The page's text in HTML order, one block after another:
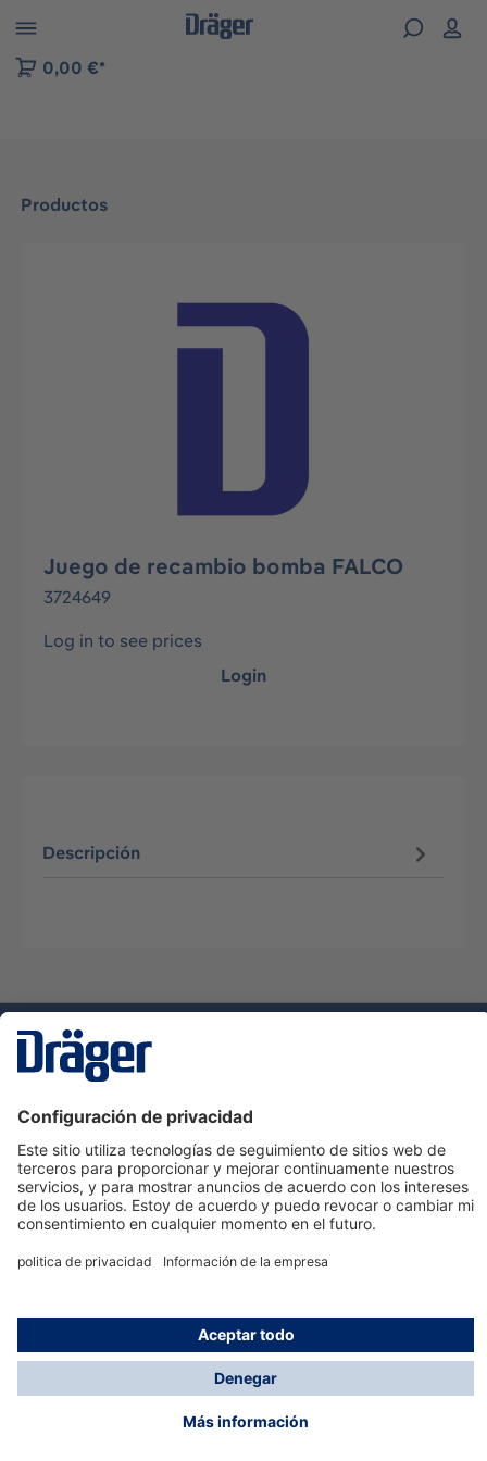
to B2B platform navigation
0,00 €*
Productos
Omitir galería de imágenes
Juego de recambio bomba FALCO
3724649
Log in to see prices
Login
Descripción
Servicio de atención al cliente de Dräger
Ayuda
Información
© Dräger Hispania S.A.U., 2024
*Todos los precios no incluyen IVA y posibles gastos
de envío, salvo que indique lo contrario